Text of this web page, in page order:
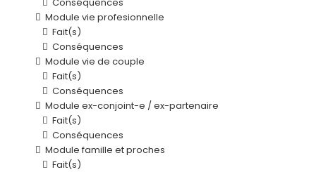
Conséquences
Module vie profesionnelle
Fait(s)
Conséquences
Module vie de couple
Fait(s)
Conséquences
Module ex-conjoint-e / ex-partenaire
Fait(s)
Conséquences
Module famille et proches
Fait(s)